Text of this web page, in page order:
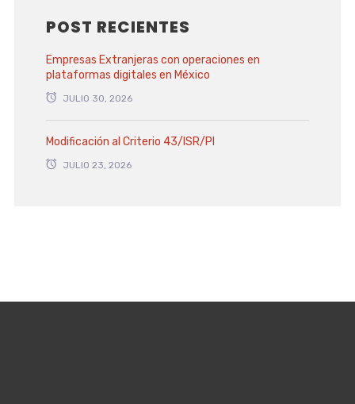
POST RECIENTES
Empresas Extranjeras con operaciones en
plataformas digitales en México
JULIO 30, 2026
Modificación al Criterio 43/ISR/PI
JULIO 23, 2026